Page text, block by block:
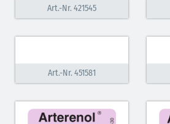
Art.-Nr. 421545
Art.-Nr. 451581